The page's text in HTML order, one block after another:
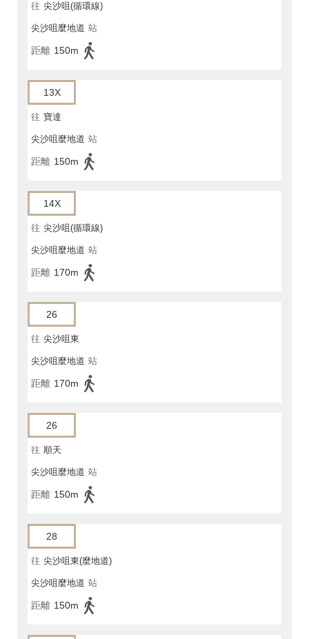
往 尖沙咀(循環線)
尖沙咀麼地道 站
距離 150m
13X
往 寶達
尖沙咀麼地道 站
距離 150m
14X
往 尖沙咀(循環線)
尖沙咀麼地道 站
距離 170m
26
往 尖沙咀東
尖沙咀麼地道 站
距離 170m
26
往 順天
尖沙咀麼地道 站
距離 150m
28
往 尖沙咀東(麼地道)
尖沙咀麼地道 站
距離 150m